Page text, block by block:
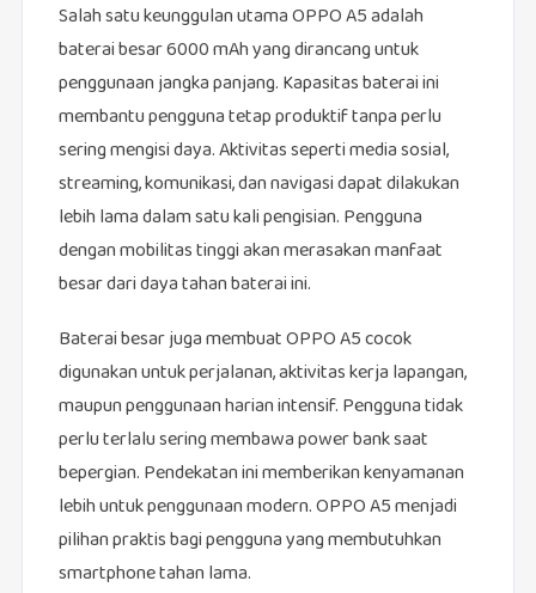
Salah satu keunggulan utama OPPO A5 adalah
baterai besar 6000 mAh yang dirancang untuk
penggunaan jangka panjang. Kapasitas baterai ini
membantu pengguna tetap produktif tanpa perlu
sering mengisi daya. Aktivitas seperti media sosial,
streaming, komunikasi, dan navigasi dapat dilakukan
lebih lama dalam satu kali pengisian. Pengguna
dengan mobilitas tinggi akan merasakan manfaat
besar dari daya tahan baterai ini.
Baterai besar juga membuat OPPO A5 cocok
digunakan untuk perjalanan, aktivitas kerja lapangan,
maupun penggunaan harian intensif. Pengguna tidak
perlu terlalu sering membawa power bank saat
bepergian. Pendekatan ini memberikan kenyamanan
lebih untuk penggunaan modern. OPPO A5 menjadi
pilihan praktis bagi pengguna yang membutuhkan
smartphone tahan lama.